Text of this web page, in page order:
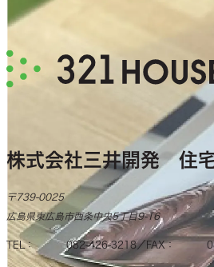
株式会社三井開発 住
〒739-0025
広島県東広島市西条中央5丁目9-16
TEL 082-426-3218 FAX